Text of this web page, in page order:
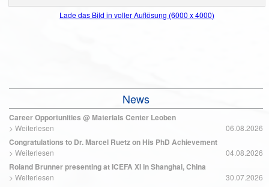
Lade das Bild in voller Auflösung (6000 x 4000)
News
Career Opportunities @ Materials Center Leoben
> Weiterlesen 06.08.2026
Congratulations to Dr. Marcel Ruetz on His PhD Achievement
> Weiterlesen 04.08.2026
Roland Brunner presenting at ICEFA XI in Shanghai, China
> Weiterlesen 30.07.2026